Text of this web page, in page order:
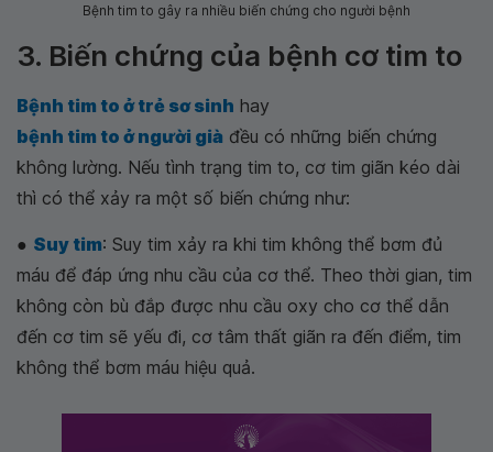
Bệnh tim to gây ra nhiều biến chứng cho người bệnh
3. Biến chứng của bệnh cơ tim to
Bệnh tim to ở trẻ sơ sinh hay
bệnh tim to ở người già đều có những biến chứng
không lường. Nếu tình trạng tim to, cơ tim giãn kéo dài
thì có thể xảy ra một số biến chứng như:
● Suy tim: Suy tim xảy ra khi tim không thể bơm đủ
máu để đáp ứng nhu cầu của cơ thể. Theo thời gian, tim
không còn bù đắp được nhu cầu oxy cho cơ thể dẫn
đến cơ tim sẽ yếu đi, cơ tâm thất giãn ra đến điểm, tim
không thể bơm máu hiệu quả.